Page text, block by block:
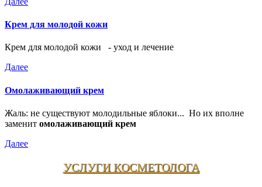
Крем для молодой кожи
Крем для молодой кожи - уход и лечение
Далее
Омолаживающий крем
Жаль: не существуют молодильные яблоки... Но их вполне
заменит омолаживающий крем
Далее
УСЛУГИ КОСМЕТОЛОГА